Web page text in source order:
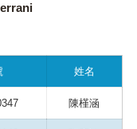
姓名
陳槿涵